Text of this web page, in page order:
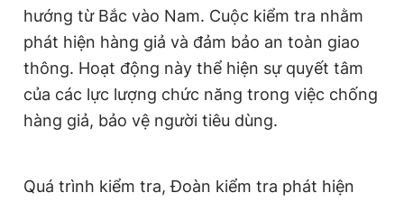
Tổng thư ký tòa soạn: Đức Trung
Giấy phép xuất bản số 110/GP - BTTTT cấp ngày 24.3.2020
© 2003-2026 Bản quyền thuộc về Báo Thanh Niên. Cấm sao
chép dưới mọi hình thức nếu không có sự chấp thuận bằng văn
bản. Phát triển bởi ePi Technologies, JSC.
hướng từ Bắc vào Nam. Cuộc kiểm tra nhằm
phát hiện hàng giả và đảm bảo an toàn giao
thông. Hoạt động này thể hiện sự quyết tâm
của các lực lượng chức năng trong việc chống
hàng giả, bảo vệ người tiêu dùng.
Quá trình kiểm tra, Đoàn kiểm tra phát hiện